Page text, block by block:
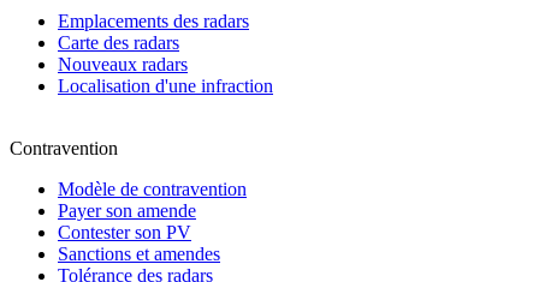
Emplacements des radars
Carte des radars
Nouveaux radars
Localisation d'une infraction
Contravention
Modèle de contravention
Payer son amende
Contester son PV
Sanctions et amendes
Tolérance des radars